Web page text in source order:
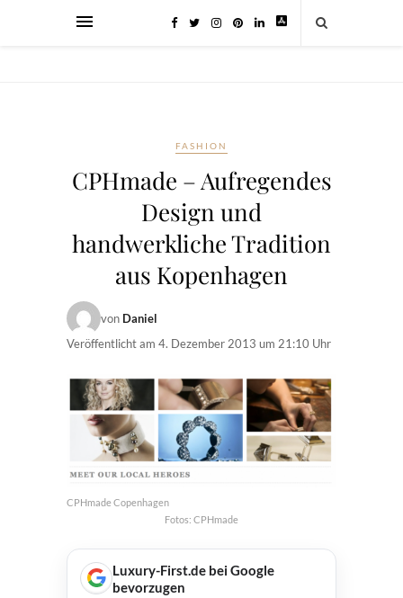
FASHION
CPHmade – Aufregendes
Design und
handwerkliche Tradition
aus Kopenhagen
von Daniel
Veröffentlicht am 4. Dezember 2013 um 21:10 Uhr
CPHmade Copenhagen
Fotos: CPHmade
Luxury-First.de bei Google
bevorzugen